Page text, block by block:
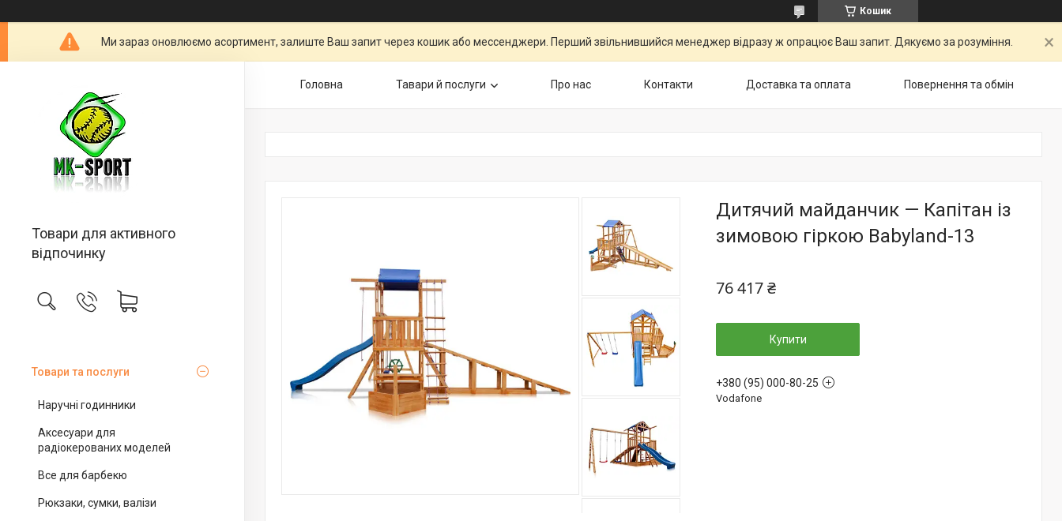
Кошик
Ми зараз оновлюємо асортимент, залиште Ваш запит через кошик або мессенджери. Перший звільнившийся менеджер відразу ж опрацює Ваш запит. Дякуємо за розуміння.
Товари для активного
відпочинку
Товари та послуги
Наручні годинники
Аксесуари для
радіокерованих моделей
Все для барбекю
Рюкзаки, сумки, валізи
Головна Тавари й послуги Про нас Контакти Доставка та оплата Повернення та обмін
Дитячий майданчик — Капітан із
зимовою гіркою Babyland-13
76 417 ₴
Купити
+380 (95) 000-80-25
Vodafone